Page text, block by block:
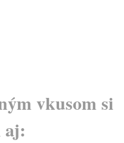
vkusom si